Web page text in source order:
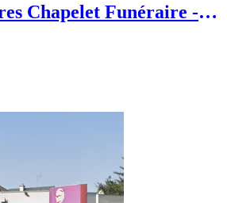
Chapelet Funéraire -